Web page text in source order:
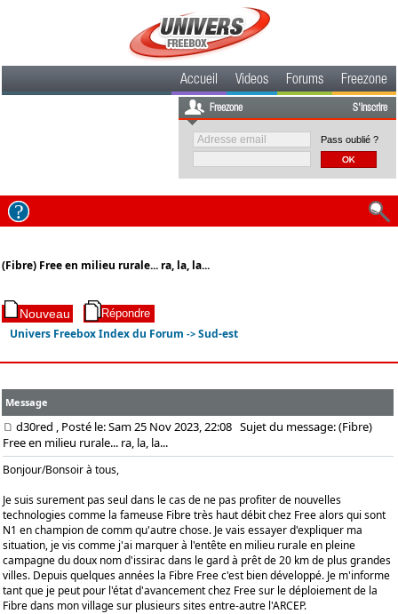
Accueil Videos Forums Freezone
Freezone S'inscrire
Pass oublié ?
(Fibre) Free en milieu rurale... ra, la, la...
Univers Freebox Index du Forum ->Sud-est
Message
d30red , Posté le: Sam 25 Nov 2023, 22:08 Sujet du message: (Fibre)
Free en milieu rurale... ra, la, la...
Bonjour/Bonsoir à tous,
Je suis surement pas seul dans le cas de ne pas profiter de nouvelles
technologies comme la fameuse Fibre très haut débit chez Free alors qui sont
N1 en champion de comm qu'autre chose. Je vais essayer d'expliquer ma
situation, je vis comme j'ai marquer à l'entête en milieu rurale en pleine
campagne du doux nom d'issirac dans le gard à prêt de 20 km de plus grandes
villes. Depuis quelques années la Fibre Free c'est bien développé. Je m'informe
tant que je peut pour l'état d'avancement chez Free sur le déploiement de la
Fibre dans mon village sur plusieurs sites entre-autre l'ARCEP.